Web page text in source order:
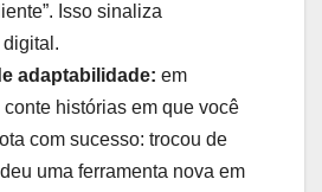
Isso sinaliza
adaptabilidade: em
histórias em que você
com sucesso: trocou de
uma ferramenta nova em